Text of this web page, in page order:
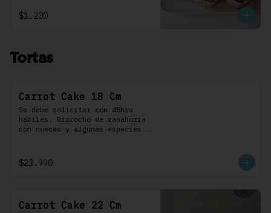
$1.200
Tortas
Carrot Cake 18 Cm
Se debe solicitar con 48hrs
hábiles. Bizcocho de zanahoria
con nueces y algunas especies
crema.
$23.990
Carrot Cake 22 Cm